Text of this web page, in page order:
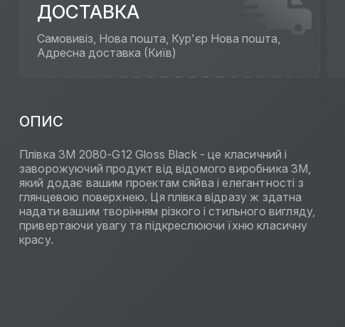
ДОСТАВКА
Самовивіз, Нова пошта, Кур'єр Нова пошта,
Адресна доставка (Київ)
ОПИС
Плівка 3M 2080-G12 Gloss Black - це класичний і
заворожуючий продукт від відомого виробника 3M,
який додає вашим проектам сяйва і елегантності з
глянцевою поверхнею. Ця плівка відразу ж здатна
надати вашим творінням різкого і стильного вигляду,
привертаючи увагу та підкреслюючи їхню класичну
красу.